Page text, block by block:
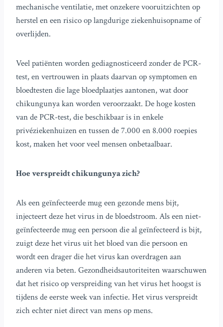
mechanische ventilatie, met onzekere vooruitzichten op
herstel en een risico op langdurige ziekenhuisopname of
overlijden.
Veel patiënten worden gediagnosticeerd zonder de PCR-
test, en vertrouwen in plaats daarvan op symptomen en
bloedtesten die lage bloedplaatjes aantonen, wat door
chikungunya kan worden veroorzaakt. De hoge kosten
van de PCR-test, die beschikbaar is in enkele
privéziekenhuizen en tussen de 7.000 en 8.000 roepies
kost, maken het voor veel mensen onbetaalbaar.
Hoe verspreidt chikungunya zich?
Als een geïnfecteerde mug een gezonde mens bijt,
injecteert deze het virus in de bloedstroom. Als een niet-
geïnfecteerde mug een persoon die al geïnfecteerd is bijt,
zuigt deze het virus uit het bloed van die persoon en
wordt een drager die het virus kan overdragen aan
anderen via beten. Gezondheidsautoriteiten waarschuwen
dat het risico op verspreiding van het virus het hoogst is
tijdens de eerste week van infectie. Het virus verspreidt
zich echter niet direct van mens op mens.